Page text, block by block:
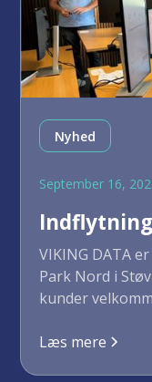
Nyhed
September 16,
VIKING DATA
Park Nord i
kunder
Læs mere